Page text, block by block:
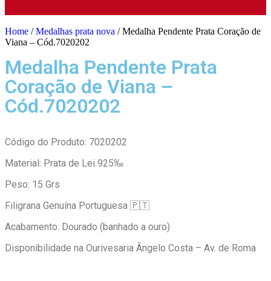
Home /Medalhas prata nova / Medalha Pendente Prata Coração de
Viana – Cód.7020202
Medalha Pendente Prata
Coração de Viana –
Cód.7020202
Código do Produto: 7020202
Material: Prata de Lei 925‰
Peso: 15 Grs
Filigrana Genuína Portuguesa 🇵🇹
Acabamento: Dourado (banhado a ouro)
Disponibilidade na Ourivesaria Ângelo Costa – Av. de Roma